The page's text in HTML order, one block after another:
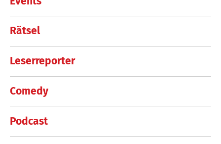
Rätsel
Leserreporter
Comedy
Podcast